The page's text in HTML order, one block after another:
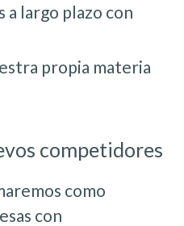
a largo plazo con
propia materia
competidores
como
con